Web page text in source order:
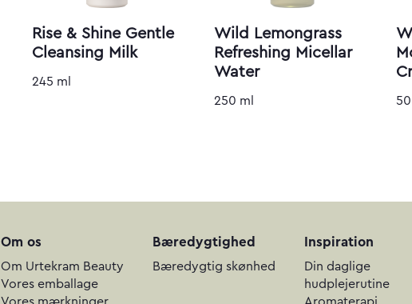
Rise & Shine Gentle
Cleansing Milk
245 ml
Wild Lemongrass
Refreshing Micellar
Water
250 ml 50
Om os
Om Urtekram Beauty
Vores emballage
Bæredygtighed
Bæredygtig skønhed
Inspiration
Din daglige
hudplejerutine